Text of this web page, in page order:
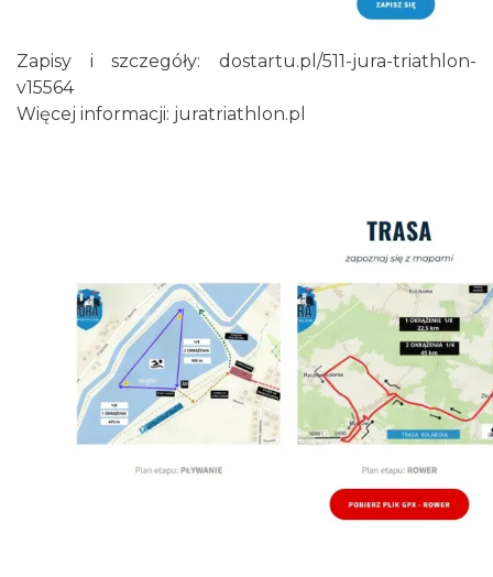
Podzamcze
2026-09-13
0.44 km
Zapisy i szczegóły: dostartu.pl/511-jura-triathlon-
v15564
Więcej informacji: juratriathlon.pl